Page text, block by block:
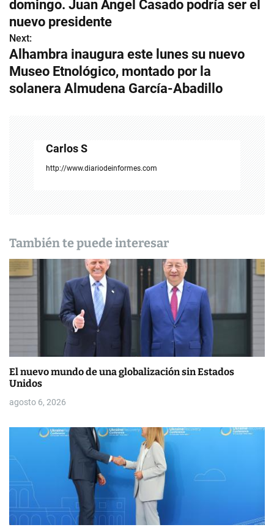
v
e
g
a
n
d
domingo. Juan Ángel Casado podría ser el
nuevo presidente
Next:
Alhambra inaugura este lunes su nuevo
Museo Etnológico, montado por la
solanera Almudena García-Abadillo
Carlos S
http://www.diariodeinformes.com
También te puede interesar
El nuevo mundo de una globalización sin Estados
Unidos
agosto 6, 2026